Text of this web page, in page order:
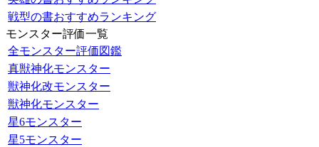
戦型の書おすすめランキング
モンスター評価一覧
全モンスター評価図鑑
真獣神化モンスター
獣神化改モンスター
獣神化モンスター
星6モンスター
星5モンスター